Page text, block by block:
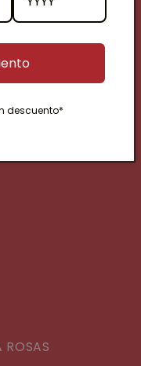
descuento*